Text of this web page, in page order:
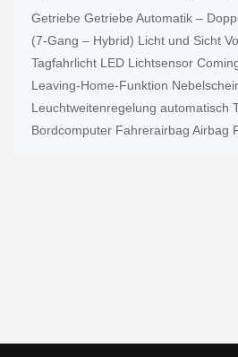
Getriebe Getriebe Automatik –
(7-Gang – Hybrid) Licht und Sicht
Tagfahrlicht LED Lichtsensor
Leaving-Home-Funktion
Leuchtweitenregelung automatisch
Bordcomputer Fahrerairbag Airbag